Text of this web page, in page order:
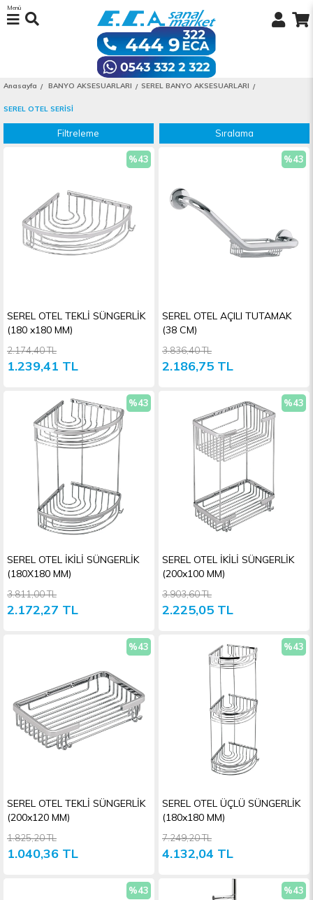
Menü
Anasayfa BANYO AKSESUARLARI SEREL BANYO AKSESUARLARI
SEREL OTEL SERİSİ
Filtreleme Sıralama
SEREL OTEL TEKLİ SÜNGERLİK
(180 x180 MM)
1.239,41 TL
2.174,40 TL
%43
SEREL OTEL AÇILI TUTAMAK
(38 CM)
2.186,75 TL
3.836,40 TL
%43
SEREL OTEL İKİLİ SÜNGERLİK
(180X180 MM)
2.172,27 TL
3.811,00 TL
%43
SEREL OTEL İKİLİ SÜNGERLİK
(200x100 MM)
2.225,05 TL
3.903,60 TL
%43
SEREL OTEL TEKLİ SÜNGERLİK
(200x120 MM)
1.040,36 TL
1.825,20 TL
%43
SEREL OTEL ÜÇLÜ SÜNGERLİK
(180x180 MM)
4.132,04 TL
7.249,20 TL
%43
%43
%43